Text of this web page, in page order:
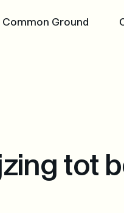
Common Ground
tot